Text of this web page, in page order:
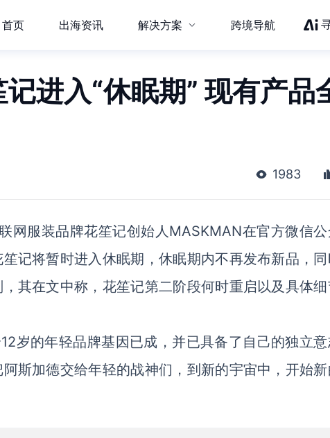
首页 出海资讯 解决方案 跨境导航
进入“休眠期” 现有产品
1983
网服装品牌花笙记创始人MASKMAN在官方微信
记将暂时进入休眠期，休眠期内不再发布新品，
其在文中称，花笙记第二阶段何时重启以及具体
岁的年轻品牌基因已成，并已具备了自己的独立意
斯加德交给年轻的战神们，到新的宇宙中，开始新